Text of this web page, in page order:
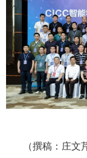
（撰稿：庄